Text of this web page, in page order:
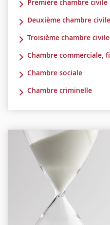
Première chambre civile
Deuxième chambre civile
Troisième chambre civile
Chambre commerciale,
Chambre sociale
Chambre criminelle